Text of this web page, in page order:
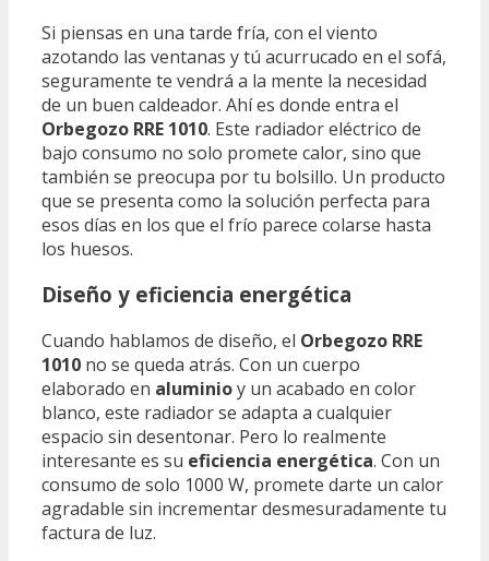
Si piensas en una tarde fría, con el viento
azotando las ventanas y tú acurrucado en el sofá,
seguramente te vendrá a la mente la necesidad
de un buen caldeador. Ahí es donde entra el
Orbegozo RRE 1010. Este radiador eléctrico de
bajo consumo no solo promete calor, sino que
también se preocupa por tu bolsillo. Un producto
que se presenta como la solución perfecta para
esos días en los que el frío parece colarse hasta
los huesos.
Diseño y eficiencia energética
Cuando hablamos de diseño, el Orbegozo RRE
1010 no se queda atrás. Con un cuerpo
elaborado en aluminioy un acabado en color
blanco, este radiador se adapta a cualquier
espacio sin desentonar. Pero lo realmente
interesante es su eficiencia energética. Con un
consumo de solo 1000 W, promete darte un calor
agradable sin incrementar desmesuradamente tu
factura de luz.